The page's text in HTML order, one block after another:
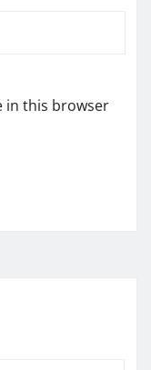
in this browser